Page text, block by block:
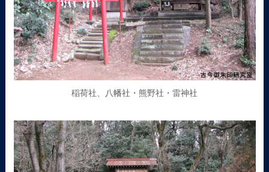
稲荷社、八幡社・熊野社・雷神社